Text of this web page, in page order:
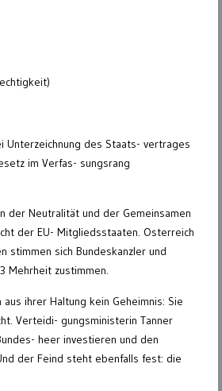
Unterzeichnung des Staats- vertrages
im Verfas- sungsrang
der Neutralität und der Gemeinsamen
der EU- Mitgliedsstaaten. Osterreich
stimmen sich Bundeskanzler und
Mehrheit zustimmen.
ihrer Haltung kein Geheimnis: Sie
Verteidi- gungsministerin Tanner
heer investieren und den
der Feind steht ebenfalls fest: die